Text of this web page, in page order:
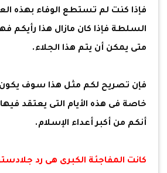
فإذا كنت لم تستطع الوفاء بهذه
السلطة فإذا كان مازال هذا رأيكم
متى يمكن أن يتم هذا الجلاء.
فإن تصريح لكم مثل هذا سوف يكون
خاصة فى هذه الأيام التى يعتقد
أنكم من أكبر أعداء الإسلام.
كانت المفاجئة الكبرى هى رد